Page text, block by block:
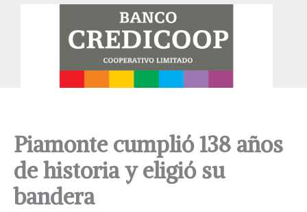
Piamonte cumplió 138 años
de historia y eligió su
bandera